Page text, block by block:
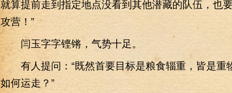
就算提前走到指定地点没看到其他潜藏的队伍，也
攻营！”
闫玉字字铿锵，气势十足。
有人提问：“既然首要目标是粮食辎重，皆是重
如何运走？”